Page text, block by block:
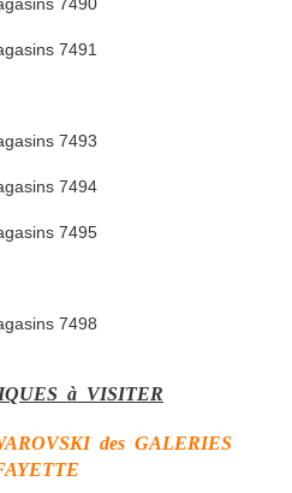
à VISITER
des GALERIES